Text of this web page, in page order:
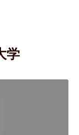
学